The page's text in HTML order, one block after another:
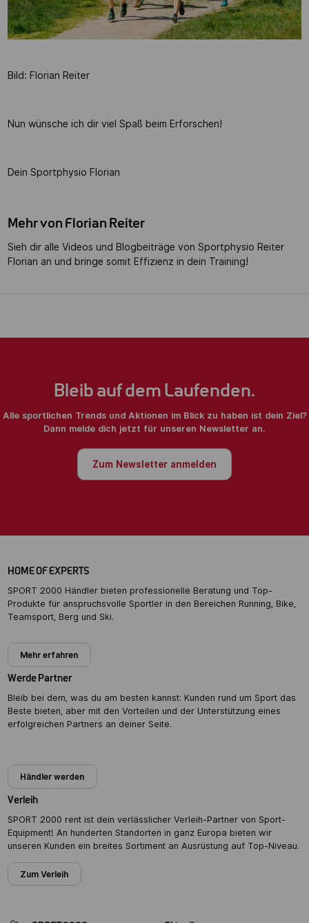
Bild: Florian Reiter
Nun wünsche ich dir viel Spaß beim Erforschen!
Dein Sportphysio Florian
Mehr von Florian Reiter
Sieh dir alle Videos und Blogbeiträge von Sportphysio Reiter
Florian an und bringe somit Effizienz in dein Training!
Bleib auf dem Laufenden.
Alle sportlichen Trends und Aktionen im Blick zu haben ist dein Ziel?
Dann melde dich jetzt für unseren Newsletter an.
Zum Newsletter anmelden
HOME OF EXPERTS
SPORT 2000 Händler bieten professionelle Beratung und Top-
Produkte für anspruchsvolle Sportler in den Bereichen Running, Bike,
Teamsport, Berg und Ski.
Mehr erfahren
Werde Partner
Bleib bei dem, was du am besten kannst: Kunden rund um Sport das
Beste bieten, aber mit den Vorteilen und der Unterstützung eines
erfolgreichen Partners an deiner Seite.
Händler werden
Verleih
SPORT 2000 rent ist dein verlässlicher Verleih-Partner von Sport-
Equipment! An hunderten Standorten in ganz Europa bieten wir
unseren Kunden ein breites Sortiment an Ausrüstung auf Top-Niveau.
Zum Verleih